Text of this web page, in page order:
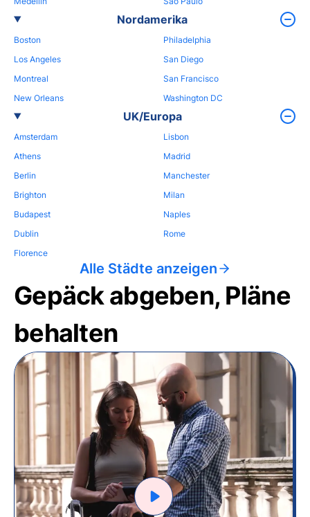
Nordamerika
Boston
Los Angeles
Montreal
New Orleans
Philadelphia
San Diego
San Francisco
Washington DC
UK/Europa
Amsterdam
Athens
Berlin
Brighton
Budapest
Dublin
Florence
Lisbon
Madrid
Manchester
Milan
Naples
Rome
Alle Städte anzeigen
Gepäck abgeben, Pläne
behalten